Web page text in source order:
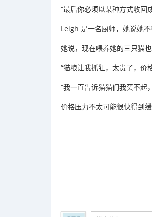
“最后你必须以某种方式收回
Leigh 是一名厨师，她说她
她说，现在喂养她的三只猫也
“猫粮让我抓狂，太贵了，价
“我一直告诉猫猫们我买不起
价格压力不太可能很快得到